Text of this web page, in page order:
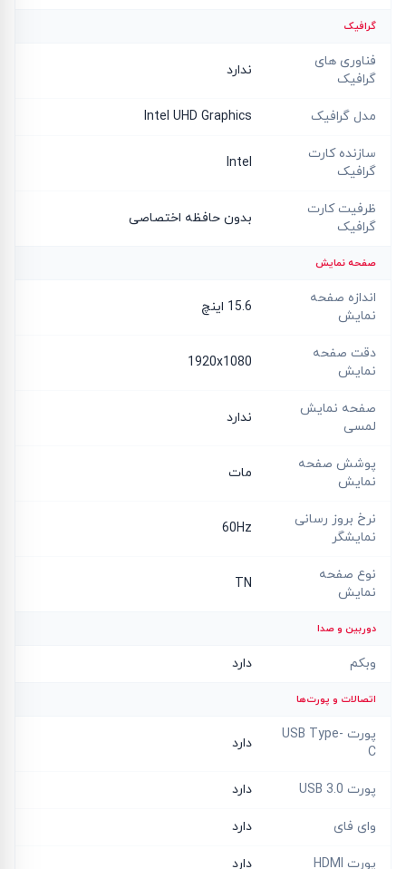
گرافیک
فناوری های
گرافیک
ندارد
مدل گرافیک Intel UHD Graphics
سازنده کارت
گرافیک
Intel
ظرفیت کارت
گرافیک
بدون حافظه اختصاصی
صفحه نمایش
اندازه صفحه
نمایش
15.6 اینچ
دقت صفحه
نمایش
1920x1080
صفحه نمایش
لمسی
ندارد
پوشش صفحه
نمایش
مات
نرخ بروز رسانی
نمایشگر
60Hz
نوع صفحه
نمایش
TN
دوربین و صدا
وبکم دارد
اتصالات و پورت‌ها
پورت USB Type-
C
دارد
پورت USB 3.0 دارد
وای فای دارد
پورت HDMI دارد